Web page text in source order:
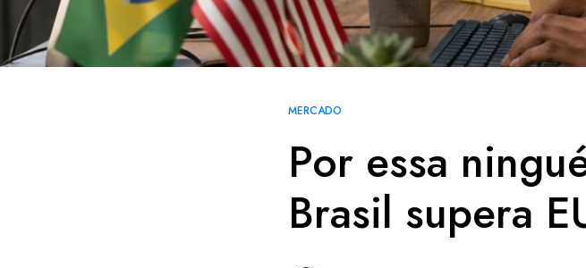
MERCADO
Por essa
Brasil supera